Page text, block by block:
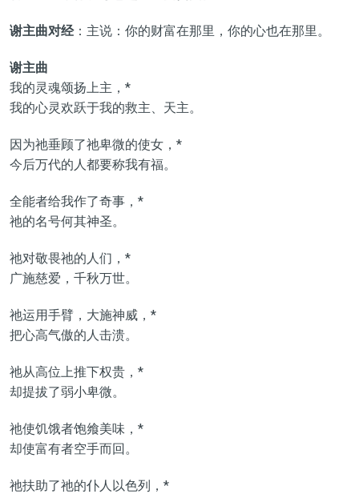
谢主曲对经：主说：你的财富在那里，你的心也在那里。
谢主曲
我的灵魂颂扬上主，*
我的心灵欢跃于我的救主、天主。
因为祂垂顾了祂卑微的使女，*
今后万代的人都要称我有福。
全能者给我作了奇事，*
祂的名号何其神圣。
祂对敬畏祂的人们，*
广施慈爱，千秋万世。
祂运用手臂，大施神威，*
把心高气傲的人击溃。
祂从高位上推下权贵，*
却提拔了弱小卑微。
祂使饥饿者饱飨美味，*
却使富有者空手而回。
祂扶助了祂的仆人以色列，*